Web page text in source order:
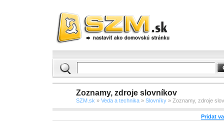
Zoznamy, zdroje slovníkov
SZM.sk » Veda a technika » Slovníky » Zoznamy, zdroje
Pridat